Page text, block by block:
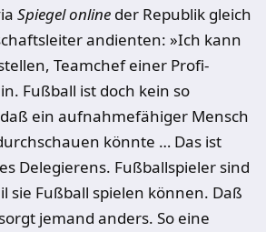
Spiegel online der Republik gleich
andienten: »Ich kann
Teamchef einer Profi-
Fußball ist doch kein so
ein aufnahmefähiger Mensch
könnte … Das ist
Delegierens. Fußballspieler sind
sie Fußball spielen können. Daß
jemand anders. So eine